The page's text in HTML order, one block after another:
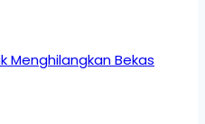
Menghilangkan Bekas